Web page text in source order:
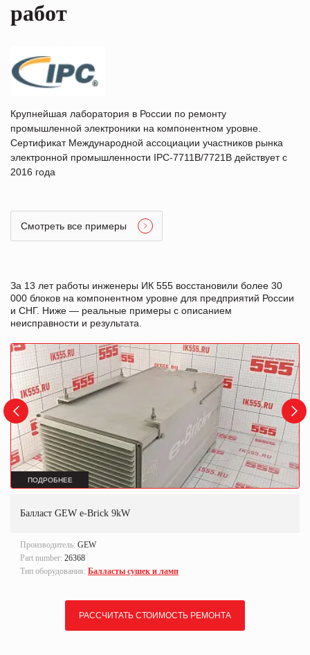
работ
Крупнейшая лаборатория в России по ремонту
промышленной электроники на компонентном уровне.
Сертификат Международной ассоциации участников рынка
электронной промышленности IPC-7711B/7721B действует с
2016 года
Смотреть все примеры
За 13 лет работы инженеры ИК 555 восстановили более 30
000 блоков на компонентном уровне для предприятий России
и СНГ. Ниже — реальные примеры с описанием
неисправности и результата.
ПОДРОБНЕЕ
Балласт GEW e-Brick 9kW
Производитель: GEW
Part number: 26368
Тип оборудования: Балласты сушек и ламп
РАССЧИТАТЬ СТОИМОСТЬ РЕМОНТА